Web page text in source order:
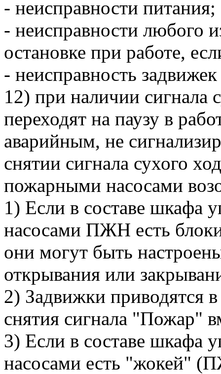
- неисправности питания;
- неисправности любого
остановке при работе,
- неисправность
12) при наличии сигнала
переходят на паузу в
аварийным, не
снятии сигнала сухого
пожарными насосами
1) Если в составе шкафа
насосами ПЖН есть
они могут быть
открывания или
2) Задвижки приводятся
снятия сигнала "Пожар"
3) Если в составе шкафа
насосами есть "жокей"